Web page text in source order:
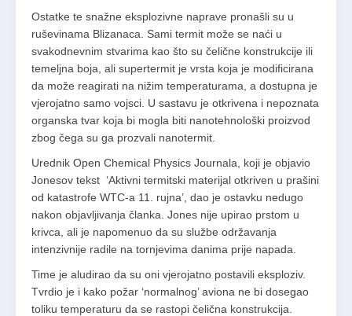
Ostatke te snažne eksplozivne naprave pronašli su u
ruševinama Blizanaca. Sami termit može se naći u
svakodnevnim stvarima kao što su čelične konstrukcije ili
temeljna boja, ali supertermit je vrsta koja je modificirana
da može reagirati na nižim temperaturama, a dostupna je
vjerojatno samo vojsci. U sastavu je otkrivena i nepoznata
organska tvar koja bi mogla biti nanotehnološki proizvod
zbog čega su ga prozvali nanotermit.
Urednik Open Chemical Physics Journala, koji je objavio
Jonesov tekst ‘Aktivni termitski materijal otkriven u prašini
od katastrofe WTC-a 11. rujna’, dao je ostavku nedugo
nakon objavljivanja članka. Jones nije upirao prstom u
krivca, ali je napomenuo da su službe održavanja
intenzivnije radile na tornjevima danima prije napada.
Time je aludirao da su oni vjerojatno postavili eksploziv.
Tvrdio je i kako požar ‘normalnog’ aviona ne bi dosegao
toliku temperaturu da se rastopi čelična konstrukcija.